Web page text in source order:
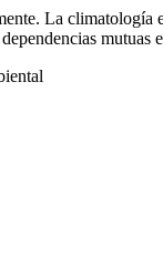
La climatología
mutuas